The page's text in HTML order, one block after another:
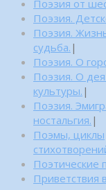
Поэзия от
Поэзия.
Поэзия.
судьба. |
Поэзия. О
Поэзия. О
культуры. |
Поэзия.
ностальгия. |
Поэмы, циклы
Поэтические
Приветствия